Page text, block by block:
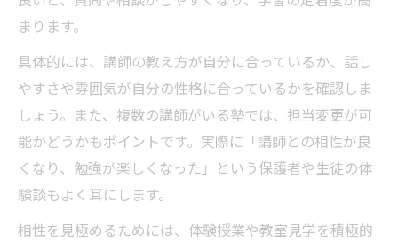
まります。
具体的には、講師の教え方が自分に合っているか、話し
やすさや雰囲気が自分の性格に合っているかを確認しま
しょう。また、複数の講師がいる塾では、担当変更が可
能かどうかもポイントです。実際に「講師との相性が良
くなり、勉強が楽しくなった」という保護者や生徒の体
験談もよく耳にします。
相性を見極めるためには、体験授業や教室見学を積極的